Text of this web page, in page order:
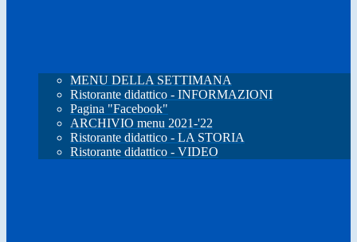
MENU DELLA SETTIMANA
Ristorante didattico - INFORMAZIONI
Pagina "Facebook"
ARCHIVIO menu 2021-'22
Ristorante didattico - LA STORIA
Ristorante didattico - VIDEO